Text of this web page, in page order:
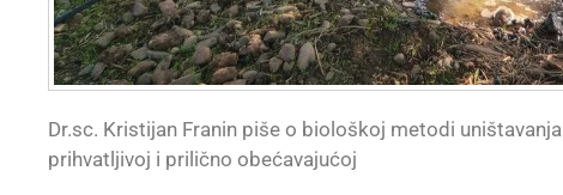
Dr.sc. Kristijan Franin piše o biološkoj metodi uništavanja
prihvatljivoj i prilično obećavajućoj